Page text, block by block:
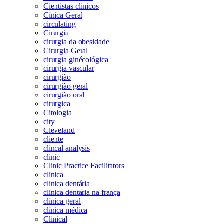
Cientistas clínicos
Cínica Geral
circulating
Cirurgia
cirurgia da obesidade
Cirurgia Geral
cirurgia ginécológica
cirurgia vascular
cirurgião
cirurgião geral
cirurgião oral
cirurgica
Citologia
city
Cleveland
cliente
clincal analysis
clinic
Clinic Practice Facilitators
clinica
clinica dentária
clinica dentaria na frança
clínica geral
clínica médica
Clinical